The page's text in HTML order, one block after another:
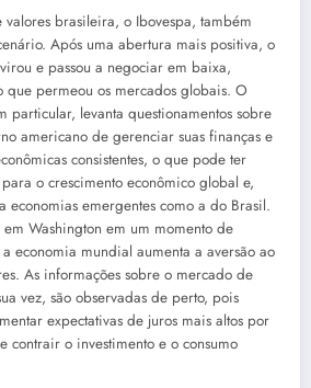
valores brasileira, o Ibovespa, também
Após uma abertura mais positiva, o
e passou a negociar em baixa,
que permeou os mercados globais. O
particular, levanta questionamentos sobre
americano de gerenciar suas finanças e
consistentes, o que pode ter
o crescimento econômico global e,
economias emergentes como a do Brasil.
Washington em um momento de
economia mundial aumenta a aversão ao
As informações sobre o mercado de
vez, são observadas de perto, pois
expectativas de juros mais altos por
contrair o investimento e o consumo